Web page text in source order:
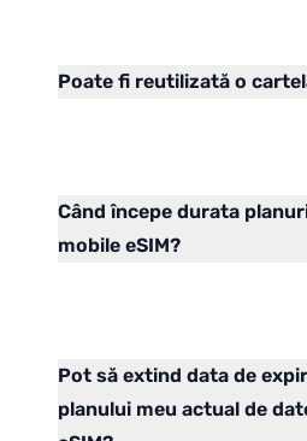
Poate fi reutilizată o
Când începe durata
mobile eSIM?
Pot să extind data de
planului meu actual de